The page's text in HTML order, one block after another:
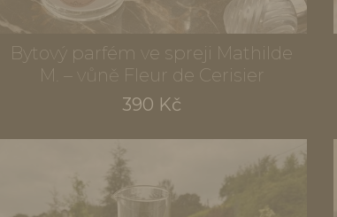
Bytový parfém ve spreji Mathilde
M. – vůně Fleur de Cerisier
390 Kč